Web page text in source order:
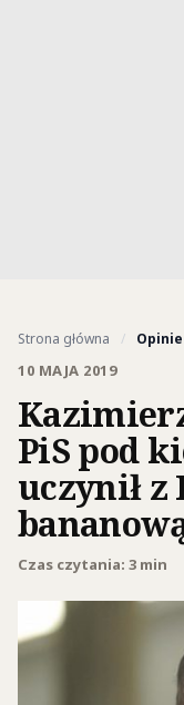
Strona główna / Opinie
10 MAJA 2019
PiS pod
uczynił
Czas czytania: 3 min